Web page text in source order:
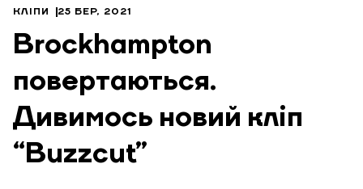
КЛІПИ 25 БЕР, 2021
Brockhampton
повертаються.
Дивимось новий кліп
“Buzzcut”